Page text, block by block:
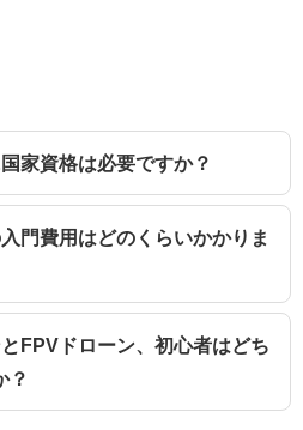
家資格は必要ですか？
門費用はどのくらいかかりま
FPVドローン、初心者はどち
？